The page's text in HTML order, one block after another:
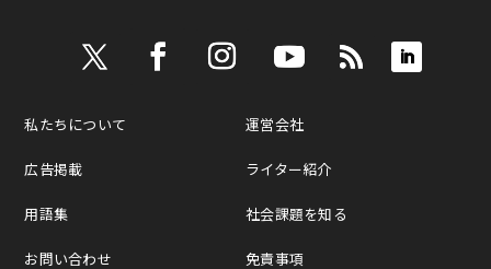
私たちについて
広告掲載
用語集
お問い合わせ
運営会社
ライター紹介
社会課題を知る
免責事項